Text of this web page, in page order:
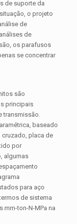
de suporte da
o projeto
de
de
os parafusos
se concentrar
são
principais
transmissão.
baseado
cruzado, placa de
por
algumas
para aço
de sistema
mm-ton-N-MPa na